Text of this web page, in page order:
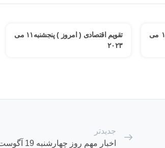
تقویم اقتصادی ( امروز ) جمعه۱۲ می
تقویم اقتصادی ( امروز ) پنجشنبه۱۱ می
۲۰۲۳
جدیدتر
اخبار مهم روز چهارشنبه 19 آگوست (2)